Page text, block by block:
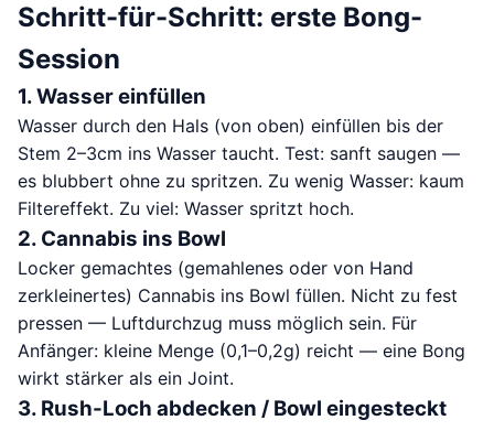
Schritt-für-Schritt: erste Bong-
Session
1. Wasser einfüllen
Wasser durch den Hals (von oben) einfüllen bis der
Stem 2–3cm ins Wasser taucht. Test: sanft saugen —
es blubbert ohne zu spritzen. Zu wenig Wasser: kaum
Filtereffekt. Zu viel: Wasser spritzt hoch.
2. Cannabis ins Bowl
Locker gemachtes (gemahlenes oder von Hand
zerkleinertes) Cannabis ins Bowl füllen. Nicht zu fest
pressen — Luftdurchzug muss möglich sein. Für
Anfänger: kleine Menge (0,1–0,2g) reicht — eine Bong
wirkt stärker als ein Joint.
3. Rush-Loch abdecken / Bowl eingesteckt